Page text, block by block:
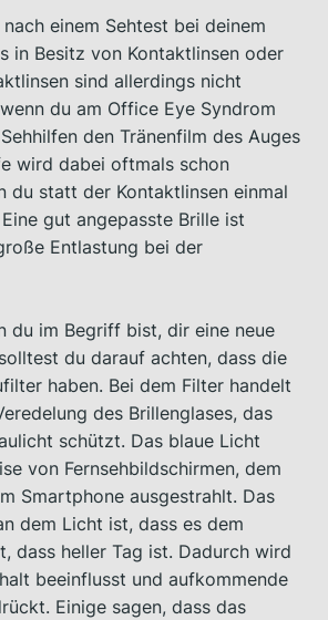
einem Sehtest bei deinem
in Besitz von Kontaktlinsen oder
sind allerdings nicht
du am Office Eye Syndrom
den Tränenfilm des Auges
wird dabei oftmals schon
du statt der Kontaktlinsen einmal
gut angepasste Brille ist
Entlastung bei der
du im Begriff bist, dir eine neue
du darauf achten, dass die
haben. Bei dem Filter handelt
des Brillenglases, das
schützt. Das blaue Licht
von Fernsehbildschirmen, dem
Smartphone ausgestrahlt. Das
dem Licht ist, dass es dem
dass heller Tag ist. Dadurch wird
beeinflusst und aufkommende
Einige sagen, dass das